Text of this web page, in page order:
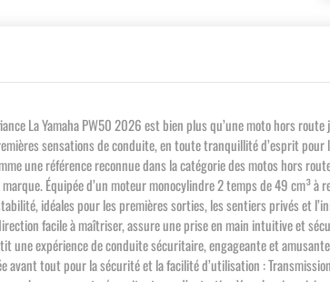
La Yamaha PW50 2026 est bien plus qu’une moto hors
sensations de conduite, en toute tranquillité d’esprit
une référence reconnue dans la catégorie des motos hors
Équipée d’un moteur monocylindre 2 temps de 49 cm³
idéales pour les premières sorties, les sentiers privés et
facile à maîtriser, assure une prise en main intuitive et
une expérience de conduite sécuritaire, engageante et
tout pour la sécurité et la facilité d’utilisation :